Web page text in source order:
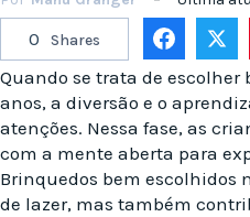
0 Shares
Quando se trata de
anos, a diversão e o
atenções. Nessa fase, as
com a mente aberta para
Brinquedos bem escolhidos
de lazer, mas também